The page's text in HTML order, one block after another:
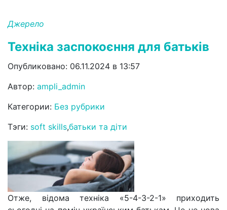
Джерело
Техніка заспокоєння для батьків
Опубликовано: 06.11.2024 в 13:57
Автор: ampli_admin
Категории: Без рубрики
Тэги: soft skills,батьки та діти
Отже, відома техніка «5-4-3-2-1» приходить